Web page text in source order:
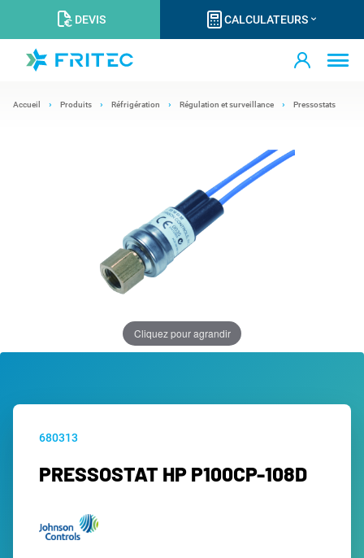
DEVIS CALCULATEURS
Accueil Produits Réfrigération Régulation et surveillance Pressostats
Cliquez pour agrandir
680313
PRESSOSTAT HP P100CP-108D